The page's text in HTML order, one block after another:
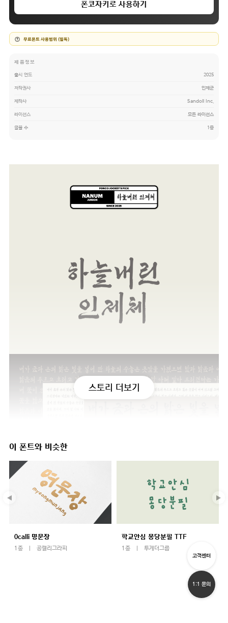
폰코자키로 사용하기
무료폰트 사용범위 (필독)
제품정보
출시 연도 2025
저작권사 인제군
제작사 Sandoll Inc.
라이선스 모든 라이선스
글꼴 수 1종
스토리 더보기
이 폰트와 비슷한
0calli 명문장
1종 공캘리그라피
학교안심 몽당분필 TTF
1종 투게더그룹
고객센터
1:1 문의